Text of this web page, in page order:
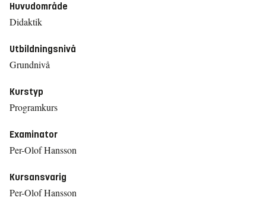
Huvudområde
Didaktik
Utbildningsnivå
Grundnivå
Kurstyp
Programkurs
Examinator
Per-Olof Hansson
Kursansvarig
Per-Olof Hansson